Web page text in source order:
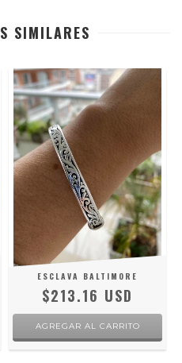
SIMILARES
ESCLAVA BALTIMORE
$213.16 USD